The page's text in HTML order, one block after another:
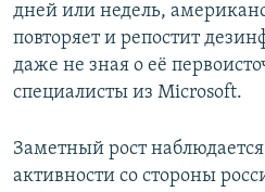
дней или недель,
повторяет и репостит
даже не зная о её
специалисты из Microsoft.
Заметный рост
активности со стороны